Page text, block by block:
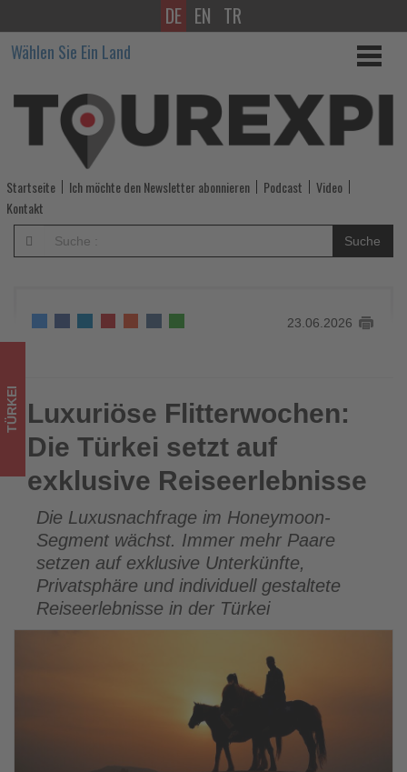
Luxuriöse
Flitterwochen:
Die
Türkei
setzt
auf
exklusive
was
im
Tourismus
los
ist!
DE EN TR
Wählen Sie Ein Land
Startseite Ich möchte den Newsletter abonnieren Podcast
Video
Kontakt
Suche
23.06.2026
Luxuriöse Flitterwochen: Die Türkei setzt auf exklusive
Reiseerlebnisse
TÜRKEI Luxuriöse Flitterwochen:
Die Türkei setzt auf
exklusive Reiseerlebnisse
Die Luxusnachfrage im Honeymoon-
Segment wächst. Immer mehr Paare
setzen auf exklusive Unterkünfte,
Privatsphäre und individuell gestaltete
Reiseerlebnisse in der Türkei